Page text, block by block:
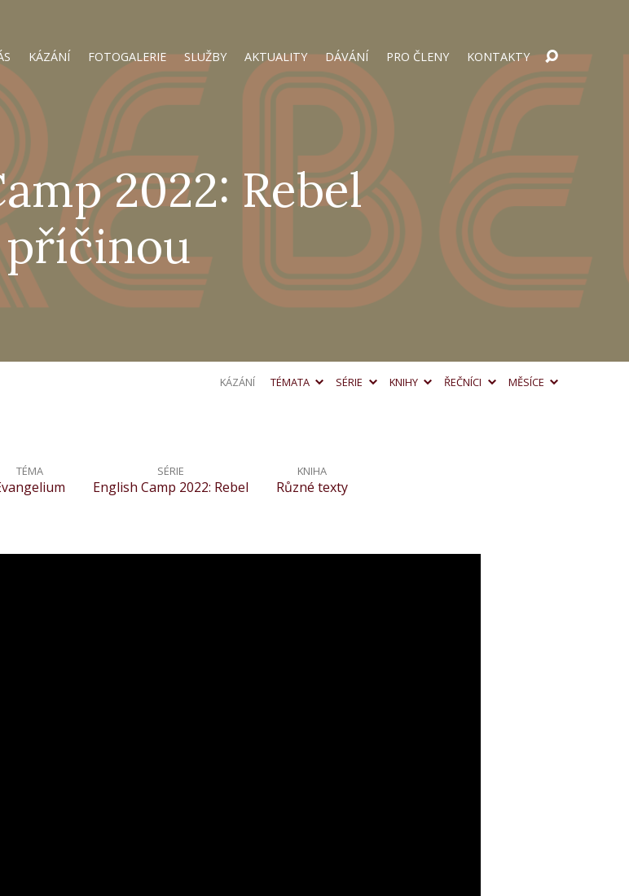
KÁZÁNÍ FOTOGALERIE SLUŽBY AKTUALITY DÁVÁNÍ PRO ČLENY KONTAKTY
2022: Rebel
příčinou
KÁZÁNÍ TÉMATA SÉRIE KNIHY ŘEČNÍCI MĚSÍCE
TÉMA SÉRIE
English Camp 2022: Rebel
KNIHA
Různé texty